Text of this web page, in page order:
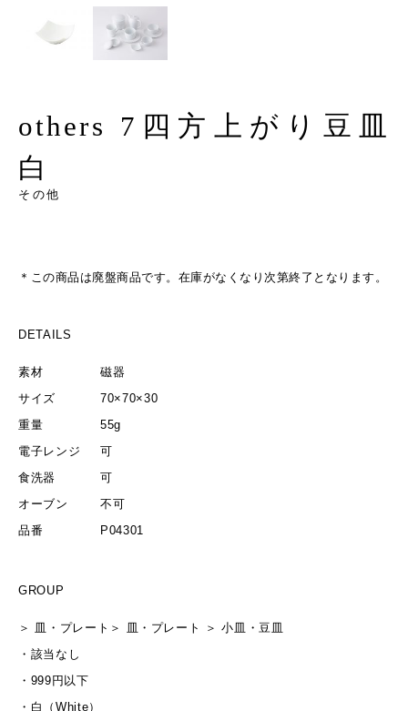
others 7四方上がり豆皿
白
その他
＊この商品は廃盤商品です。在庫がなくなり次第終了となります。
DETAILS
素材
磁器
サイズ
70×70×30
重量
55g
電子レンジ
可
食洗器
可
オーブン
不可
品番
P04301
GROUP
＞ 皿・プレート ＞ 皿・プレート ＞小皿・豆皿
・ 該当なし
・ 999円以下
・ 白（White）